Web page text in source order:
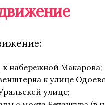
к набережной Макарова;
к улице
улице;